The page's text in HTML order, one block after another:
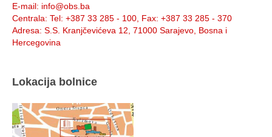
E-mail: info@obs.ba
Centrala: Tel: +387 33 285 - 100, Fax: +387 33 285 - 370
Adresa: S.S. Kranjčevićeva 12, 71000 Sarajevo, Bosna i
Hercegovina
Lokacija bolnice